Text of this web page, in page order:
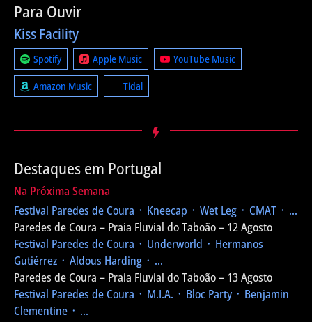
Para Ouvir
Kiss Facility
Spotify Apple Music YouTube Music
Amazon Music Tidal
Destaques em Portugal
Na Próxima Semana
Festival Paredes de Coura ᛫ Kneecap ᛫ Wet Leg ᛫ CMAT ᛫ ...
Paredes de Coura – Praia Fluvial do Taboão – 12 Agosto
Festival Paredes de Coura ᛫ Underworld ᛫ Hermanos
Gutiérrez ᛫ Aldous Harding ᛫ ...
Paredes de Coura – Praia Fluvial do Taboão – 13 Agosto
Festival Paredes de Coura ᛫ M.I.A. ᛫ Bloc Party ᛫ Benjamin
Clementine ᛫ ...